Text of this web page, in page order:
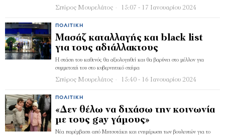
Σπύρος Μουρελάτος 15:07 - 17 Ιανουαρίου 2024
ΠΟΛΙΤΙΚΉ
Μασάζ καταλλαγής και black list
για τους αδιάλλακτους
Η στάση του καθενός θα αξιολογηθεί και θα βαρύνει στο μέλλον για
συμμετοχή του στο κυβερνητικό σχήμα
Σπύρος Μουρελάτος 15:40 - 16 Ιανουαρίου 2024
ΠΟΛΙΤΙΚΉ
«Δεν θέλω να διχάσω την κοινωνία
με τους gay γάμους»
Νέα παρέμβαση από Μητσοτάκη και ενημέρωση των βουλευτών για το